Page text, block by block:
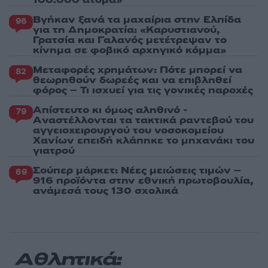
96 Βγήκαν ξανά τα μαχαίρια στην Ελπίδα
για τη Δημοκρατία: «Καρυστιανού,
Γρατσία και Γαλανός μετέτρεψαν το
κίνημα σε φοβικό αρχηγικό κόμμα»
82 Μεταφορές χρημάτων: Πότε μπορεί να
θεωρηθούν δωρεές και να επιβληθεί
φόρος – Τι ισχυεί για τις γονικές παροχές
79 Απίστευτο κι όμως αληθινό -
Aναστέλλονται τα τακτικά ραντεβού του
αγγειοχειρουργού του νοσοκομείου
Χανίων επειδή κλάπηκε το μηχανάκι του
γιατρού
69 Σούπερ μάρκετ: Νέες μειώσεις τιμών –
916 προϊόντα στην εθνική πρωτοβουλία,
ανάμεσά τους 130 σχολικά
Αθλητικά: